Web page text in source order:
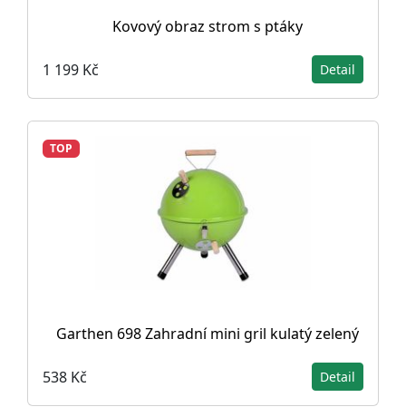
Kovový obraz strom s ptáky
1 199 Kč Detail
TOP
Garthen 698 Zahradní mini gril kulatý zelený
538 Kč Detail